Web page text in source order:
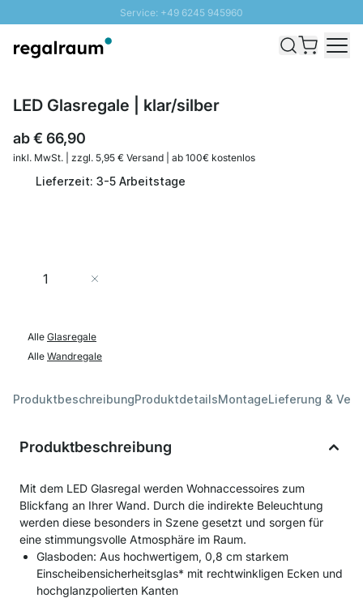
Service: +49 6245 945960
Schnelle Lieferung - Gratis Versand ab 100€
LED Glasregale | klar/silber
ab€ 66,90
inkl. MwSt. | zzgl. 5,95 € Versand | ab 100€ kostenlos
Lieferzeit: 3-5 Arbeitstage
Menge
Alle Glasregale
Alle Wandregale
ProduktbeschreibungProduktdetailsMontageLieferung &
Produktbeschreibung
Mit dem LED Glasregal werden Wohnaccessoires zum
Blickfang an Ihrer Wand. Durch die indirekte Beleuchtung
werden diese besonders in Szene gesetzt und sorgen für
eine stimmungsvolle Atmosphäre im Raum.
Glasboden: Aus hochwertigem, 0,8 cm starkem
Einscheibensicherheitsglas* mit rechtwinkligen Ecken und
hochglanzpolierten Kanten